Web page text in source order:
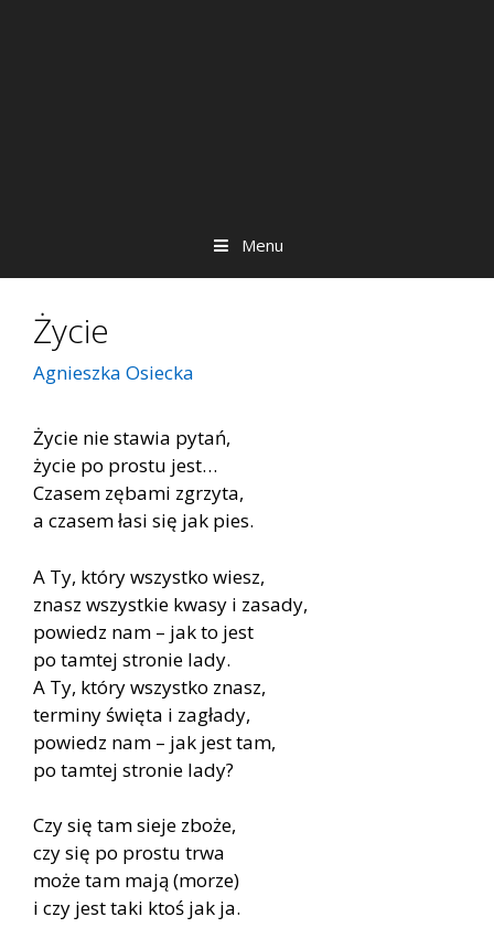
Menu
Życie
Agnieszka Osiecka
Życie nie stawia pytań,
życie po prostu jest…
Czasem zębami zgrzyta,
a czasem łasi się jak pies.
A Ty, który wszystko wiesz,
znasz wszystkie kwasy i zasady,
powiedz nam – jak to jest
po tamtej stronie lady.
A Ty, który wszystko znasz,
terminy święta i zagłady,
powiedz nam – jak jest tam,
po tamtej stronie lady?
Czy się tam sieje zboże,
czy się po prostu trwa
może tam mają (morze)
i czy jest taki ktoś jak ja.